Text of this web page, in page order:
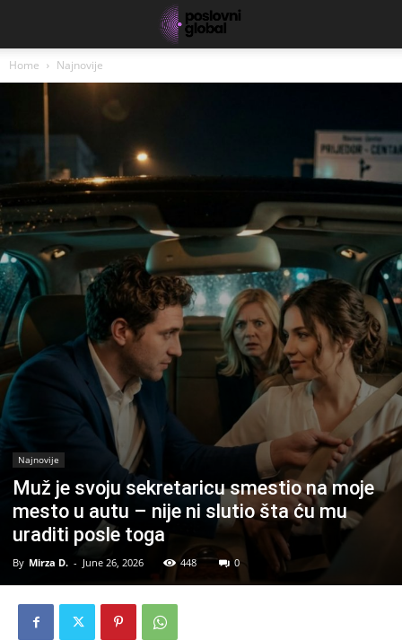
Home Najnovije
Najnovije
Muž je svoju sekretaricu smestio na moje
mesto u autu – nije ni slutio šta ću mu
uraditi posle toga
By Mirza D. - June 26, 2026 448 0